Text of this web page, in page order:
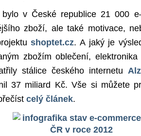
v České republice 21 000
zboží, ale také motivace,
shoptet.cz. A jaký je
zbožím oblečení,
stálice českého internetu
37 miliard Kč. Vše si můžete
celý článek.